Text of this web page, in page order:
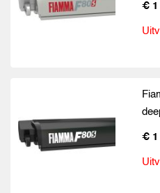
€ 1
€ 1